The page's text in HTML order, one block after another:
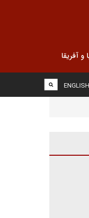
و آفریقا
ENGLISH